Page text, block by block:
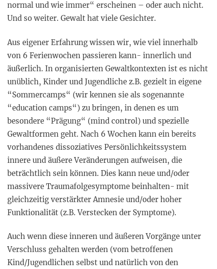
normal und wie immer“ erscheinen – oder auch nicht.
Und so weiter. Gewalt hat viele Gesichter.
Aus eigener Erfahrung wissen wir, wie viel innerhalb
von 6 Ferienwochen passieren kann- innerlich und
äußerlich. In organisierten Gewaltkontexten ist es nicht
unüblich, Kinder und Jugendliche z.B. gezielt in eigene
“Sommercamps“ (wir kennen sie als sogenannte
“education camps“) zu bringen, in denen es um
besondere “Prägung“ (mind control) und spezielle
Gewaltformen geht. Nach 6 Wochen kann ein bereits
vorhandenes dissoziatives Persönlichkeitssystem
innere und äußere Veränderungen aufweisen, die
beträchtlich sein können. Dies kann neue und/oder
massivere Traumafolgesymptome beinhalten- mit
gleichzeitig verstärkter Amnesie und/oder hoher
Funktionalität (z.B. Verstecken der Symptome).
Auch wenn diese inneren und äußeren Vorgänge unter
Verschluss gehalten werden (vom betroffenen
Kind/Jugendlichen selbst und natürlich von den